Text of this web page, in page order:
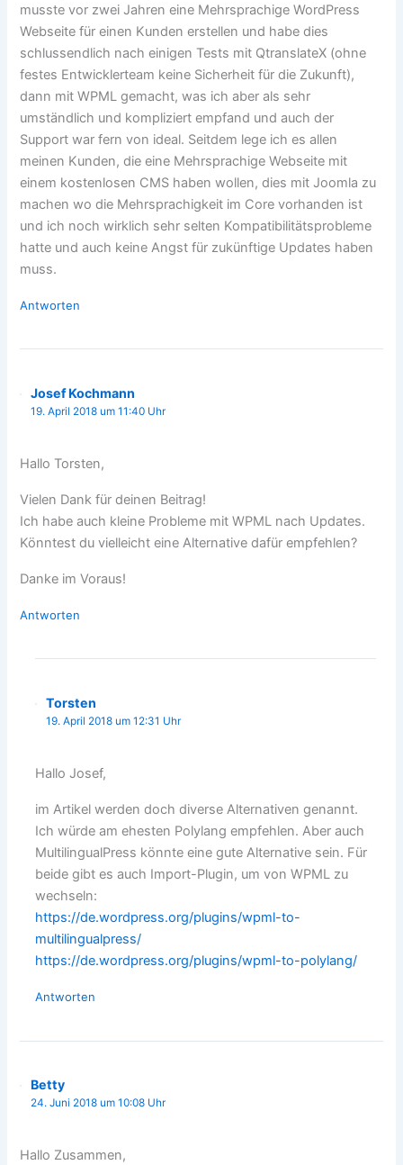
musste vor zwei Jahren eine Mehrsprachige WordPress
Webseite für einen Kunden erstellen und habe dies
schlussendlich nach einigen Tests mit QtranslateX (ohne
festes Entwicklerteam keine Sicherheit für die Zukunft),
dann mit WPML gemacht, was ich aber als sehr
umständlich und kompliziert empfand und auch der
Support war fern von ideal. Seitdem lege ich es allen
meinen Kunden, die eine Mehrsprachige Webseite mit
einem kostenlosen CMS haben wollen, dies mit Joomla zu
machen wo die Mehrsprachigkeit im Core vorhanden ist
und ich noch wirklich sehr selten Kompatibilitätsprobleme
hatte und auch keine Angst für zukünftige Updates haben
muss.
Antworten
Josef Kochmann
19. April 2018 um 11:40 Uhr
Hallo Torsten,
Vielen Dank für deinen Beitrag!
Ich habe auch kleine Probleme mit WPML nach Updates.
Könntest du vielleicht eine Alternative dafür empfehlen?
Danke im Voraus!
Antworten
Torsten
19. April 2018 um 12:31 Uhr
Hallo Josef,
im Artikel werden doch diverse Alternativen genannt.
Ich würde am ehesten Polylang empfehlen. Aber auch
MultilingualPress könnte eine gute Alternative sein. Für
beide gibt es auch Import-Plugin, um von WPML zu
wechseln:
https://de.wordpress.org/plugins/wpml-to-
multilingualpress/
https://de.wordpress.org/plugins/wpml-to-polylang/
Antworten
Betty
24. Juni 2018 um 10:08 Uhr
Hallo Zusammen,